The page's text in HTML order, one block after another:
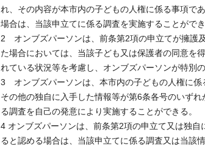
れ、その内容が本市内の子どもの人権に係る事項で
場合は、当該申立てに係る調査を実施することができ
2 オンブズパーソンは、前条第2項の申立てが擁護
た場合においては、当該子ども又は保護者の同意を
れている状況等を考慮し、オンブズパーソンが特別
3 オンブズパーソンは、本市内の子どもの人権に係
その他の独自に入手した情報等が第6条各号のいず
る調査を自己の発意により実施することができる。
4 オンブズパーソンは、前条第2項の申立て又は独
ると認める場合は、当該申立てに係る調査又は当該